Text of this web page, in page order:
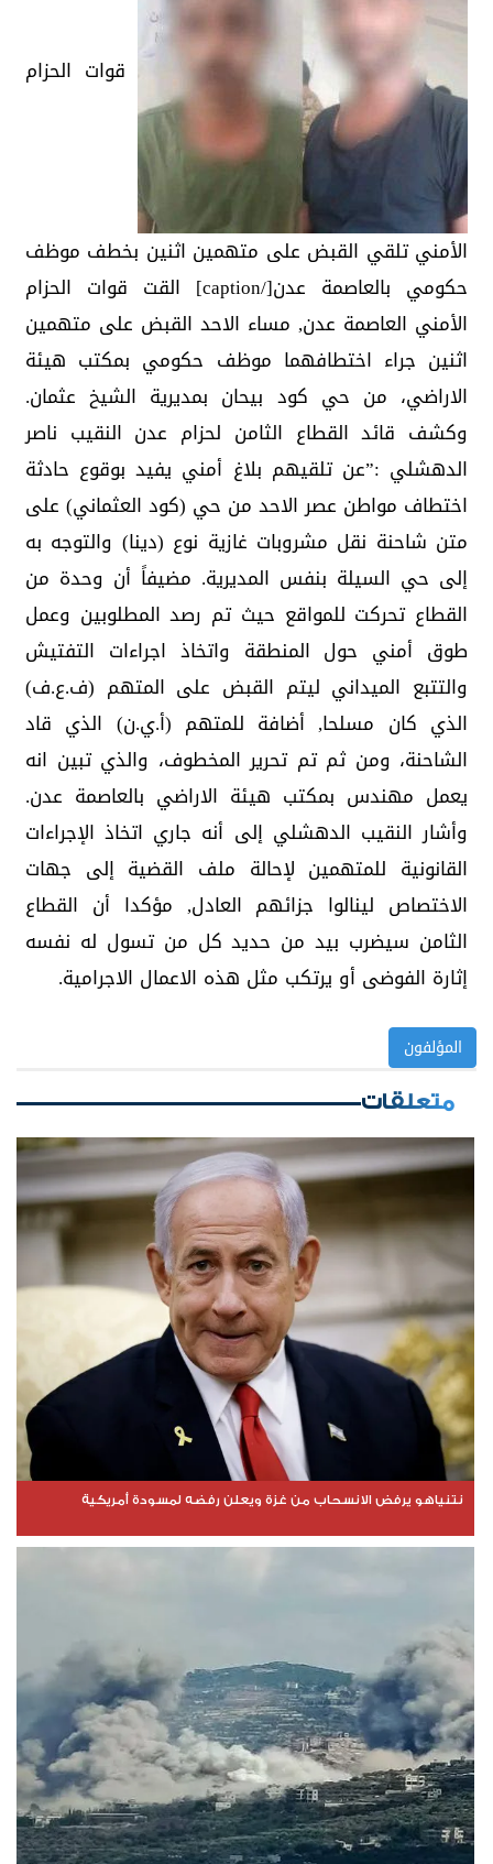
قوات الحزام
الأمني تلقي القبض على متهمين اثنين بخطف موظف
حكومي بالعاصمة عدن[/caption] القت قوات الحزام
الأمني العاصمة عدن, مساء الاحد القبض على متهمين
اثنين جراء اختطافهما موظف حكومي بمكتب هيئة
الاراضي، من حي كود بيحان بمديرية الشيخ عثمان.
وكشف قائد القطاع الثامن لحزام عدن النقيب ناصر
الدهشلي :”عن تلقيهم بلاغ أمني يفيد بوقوع حادثة
اختطاف مواطن عصر الاحد من حي (كود العثماني) على
متن شاحنة نقل مشروبات غازية نوع (دينا) والتوجه به
إلى حي السيلة بنفس المديرية. مضيفاً أن وحدة من
القطاع تحركت للمواقع حيث تم رصد المطلوبين وعمل
طوق أمني حول المنطقة واتخاذ اجراءات التفتيش
والتتبع الميداني ليتم القبض على المتهم (ف.ع.ف)
الذي كان مسلحا, أضافة للمتهم (أ.ي.ن) الذي قاد
الشاحنة، ومن ثم تم تحرير المخطوف، والذي تبين انه
يعمل مهندس بمكتب هيئة الاراضي بالعاصمة عدن.
وأشار النقيب الدهشلي إلى أنه جاري اتخاذ الإجراءات
القانونية للمتهمين لإحالة ملف القضية إلى جهات
الاختصاص لينالوا جزائهم العادل, مؤكدا أن القطاع
الثامن سيضرب بيد من حديد كل من تسول له نفسه
إثارة الفوضى أو يرتكب مثل هذه الاعمال الاجرامية.
المؤلفون
متعلقات
نتنياهو يرفض الانسحاب من غزة ويعلن رفضه لمسودة أمريكية